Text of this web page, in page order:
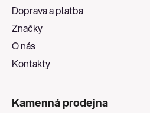
Doprava a platba
Značky
O nás
Kontakty
Kamenná prodejna